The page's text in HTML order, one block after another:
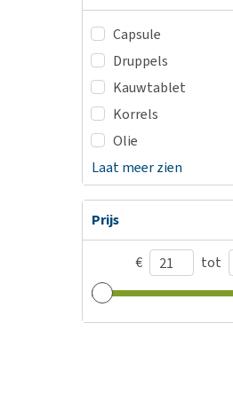
Capsule
Druppels
Kauwtablet
Korrels
Olie
Laat meer zien
Prijs
€ tot